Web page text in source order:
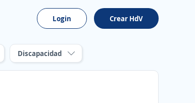
Login Crear HdV
Discapacidad